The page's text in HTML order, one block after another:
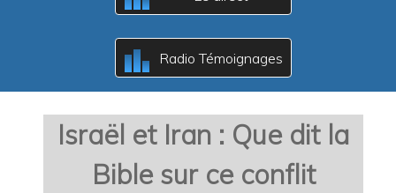
AB
ABc Radio Témoignages
Israël et Iran : Que dit la
Bible sur ce conflit